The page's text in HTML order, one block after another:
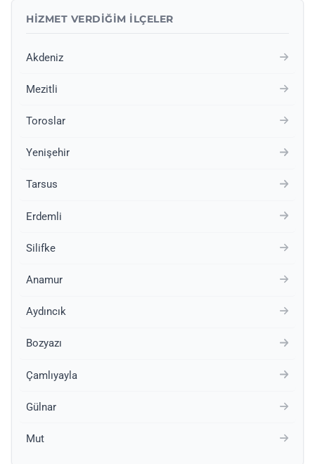
HIZMET VERDIĞIM İLÇELER
Akdeniz
Mezitli
Toroslar
Yenişehir
Tarsus
Erdemli
Silifke
Anamur
Aydıncık
Bozyazı
Çamlıyayla
Gülnar
Mut